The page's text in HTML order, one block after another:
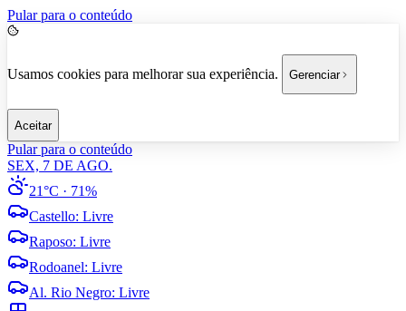
Pular para o conteúdo
Usamos cookies para melhorar sua experiência. Gerenciar
Aceitar
Pular para o conteúdo
SEX, 7 DE AGO.
21°C · 71%
Castello: Livre
Raposo: Livre
Rodoanel: Livre
Al. Rio Negro: Livre